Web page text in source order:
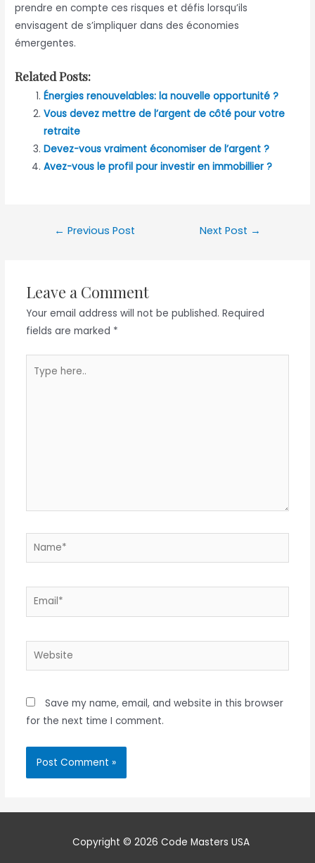
prendre en compte ces risques et défis lorsqu’ils
envisagent de s’impliquer dans des économies
émergentes.
Related Posts:
Énergies renouvelables: la nouvelle opportunité ?
Vous devez mettre de l’argent de côté pour votre
retraite
Devez-vous vraiment économiser de l’argent ?
Avez-vous le profil pour investir en immobillier ?
← Previous Post Next Post →
Leave a Comment
Your email address will not be published. Required
fields are marked *
here..
Name*
Email*
Website
Save my name, email, and website in this browser
for the next time I comment.
Copyright © 2026 Code Masters USA